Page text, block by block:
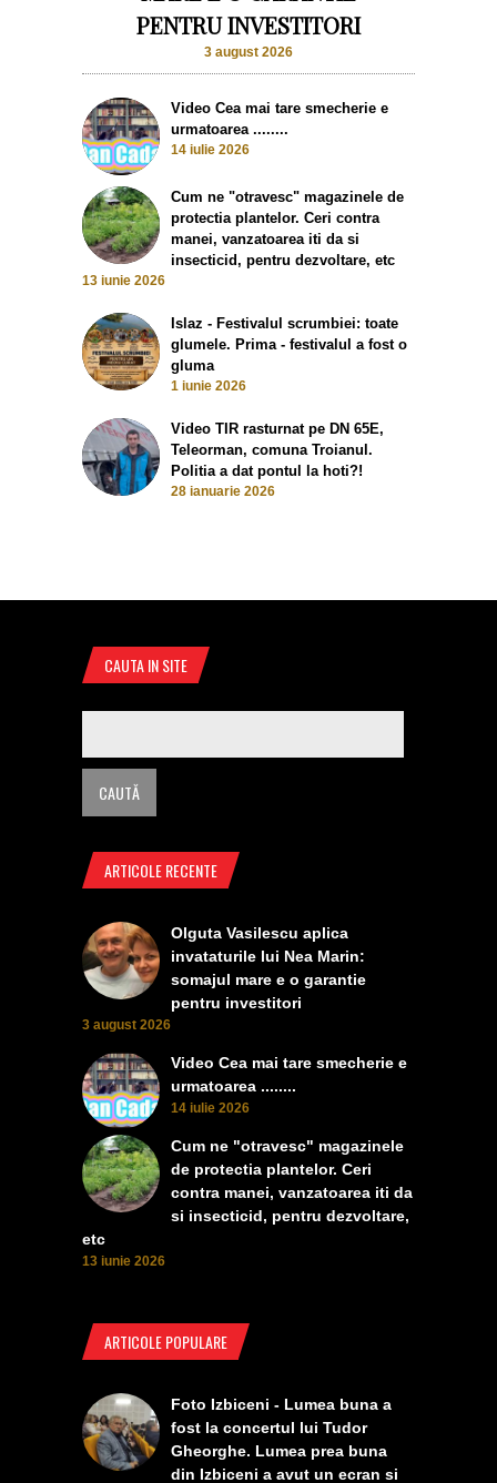
PENTRU INVESTITORI
3 august 2026
Video Cea mai tare smecherie e
urmatoarea ........
14 iulie 2026
Cum ne "otravesc" magazinele de
protectia plantelor. Ceri contra
manei, vanzatoarea iti da si
insecticid, pentru dezvoltare, etc
13 iunie 2026
Islaz - Festivalul scrumbiei: toate
glumele. Prima - festivalul a fost o
gluma
1 iunie 2026
Video TIR rasturnat pe DN 65E,
Teleorman, comuna Troianul.
Politia a dat pontul la hoti?!
28 ianuarie 2026
CAUTA IN SITE
ARTICOLE RECENTE
Olguta Vasilescu aplica
invataturile lui Nea Marin:
somajul mare e o garantie
pentru investitori
3 august 2026
Video Cea mai tare smecherie e
urmatoarea ........
14 iulie 2026
Cum ne "otravesc" magazinele
de protectia plantelor. Ceri
contra manei, vanzatoarea iti da
si insecticid, pentru dezvoltare,
etc
13 iunie 2026
ARTICOLE POPULARE
Foto Izbiceni - Lumea buna a
fost la concertul lui Tudor
Gheorghe. Lumea prea buna
din Izbiceni a avut un ecran si